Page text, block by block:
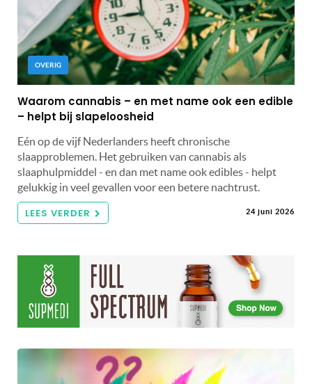
OVERIG
Waarom cannabis – en met name ook een edible
– helpt bij slapeloosheid
Eén op de vijf Nederlanders heeft chronische
slaapproblemen. Het gebruiken van cannabis als
slaaphulpmiddel - en dan met name ook edibles - helpt
gelukkig in veel gevallen voor een betere nachtrust.
LEES VERDER 24 juni 2026